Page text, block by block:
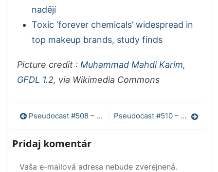
nadějí
Toxic ‘forever chemicals’ widespread in
top makeup brands, study finds
Picture credit : Muhammad Mahdi Karim,
GFDL 1.2, via Wikimedia Commons
Navigácia
v
článku
Pseudocast #508 – Čínsky tokamak, replikačný problém, organizmus prežil 24.000 rokov v ľade, tretia najhlbšia priekopa Pseudocast #510 – CRISPR 3.0, ITER update, temná hmota brzdí galaxiu, metaštúdia o prípravkoch na chudnutie
Pridaj komentár
Vaša e-mailová adresa nebude zverejnená.